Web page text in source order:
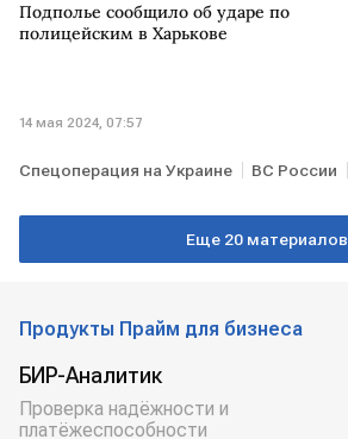
Подполье сообщило об ударе по
полицейским в Харькове
14 мая 2024, 07:57
Спецоперация на Украине ВС России
ХАРЬКОВ
Еще 20 материалов
Продукты Прайм для бизнеса
БИР-Аналитик
Проверка надёжности и
платёжеспособности